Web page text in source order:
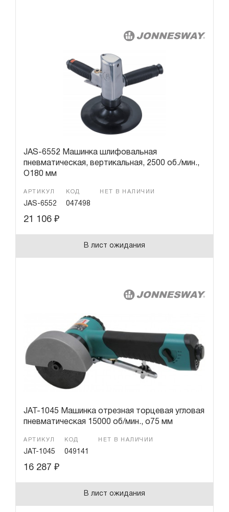
JAS-6552 Машинка шлифовальная
пневматическая, вертикальная, 2500 об./мин.,
O180 мм
АРТИКУЛ
JAS-6552
КОД
047498
НЕТ В НАЛИЧИИ
21 106 ₽
В лист ожидания
JAT-1045 Машинка отрезная торцевая угловая
пневматическая 15000 об/мин., o75 мм
АРТИКУЛ
JAT-1045
КОД
049141
НЕТ В НАЛИЧИИ
16 287 ₽
В лист ожидания